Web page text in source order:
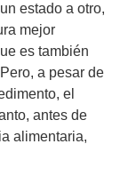
estado a otro,
mejor
es también
a pesar de
el
antes de
alimentaria,